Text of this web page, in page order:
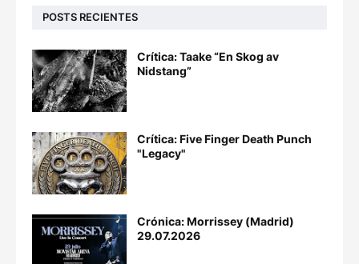
POSTS RECIENTES
Crítica: Taake “En Skog av
Nidstang”
Crítica: Five Finger Death Punch
"Legacy"
Crónica: Morrissey (Madrid)
29.07.2026